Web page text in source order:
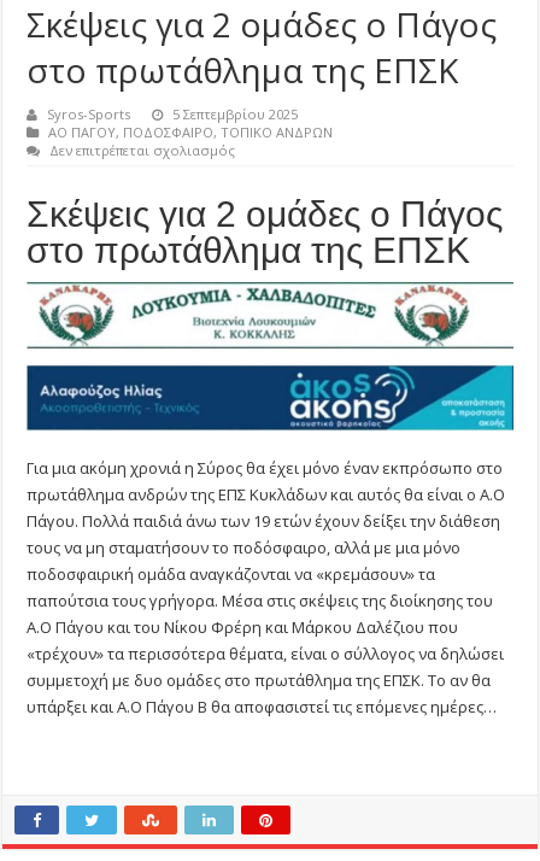
Σκέψεις για 2 ομάδες ο Πάγος
στο πρωτάθλημα της ΕΠΣΚ
Syros-Sports
5 Σεπτεμβρίου 2025
ΑΟ ΠΑΓΟΥ, ΠΟΔΟΣΦΑΙΡΟ,ΤΟΠΙΚΟ ΑΝΔΡΩΝ
Δεν επιτρέπεται σχολιασμόςστο
ομάδες
ο
Πάγος
στο
πρωτάθλημα
της
ΕΠΣΚ
Σκέψεις για 2 ομάδες ο Πάγος
στο πρωτάθλημα της ΕΠΣΚ
Για μια ακόμη χρονιά η Σύρος θα έχει μόνο έναν εκπρόσωπο στο
πρωτάθλημα ανδρών της ΕΠΣ Κυκλάδων και αυτός θα είναι ο Α.Ο
Πάγου. Πολλά παιδιά άνω των 19 ετών έχουν δείξει την διάθεση
τους να μη σταματήσουν το ποδόσφαιρο, αλλά με μια μόνο
ποδοσφαιρική ομάδα αναγκάζονται να «κρεμάσουν» τα
παπούτσια τους γρήγορα. Μέσα στις σκέψεις της διοίκησης του
Α.Ο Πάγου και του Νίκου Φρέρη και Μάρκου Δαλέζιου που
«τρέχουν» τα περισσότερα θέματα, είναι ο σύλλογος να δηλώσει
συμμετοχή με δυο ομάδες στο πρωτάθλημα της ΕΠΣΚ. Το αν θα
υπάρξει και Α.Ο Πάγου Β θα αποφασιστεί τις επόμενες ημέρες…